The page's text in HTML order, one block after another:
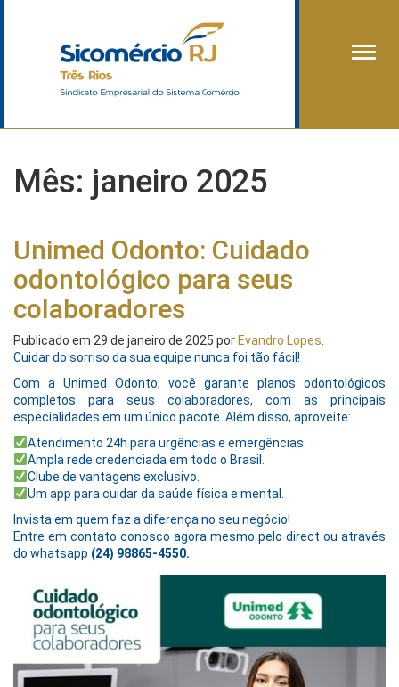
Mês: janeiro 2025
Unimed Odonto: Cuidado
odontológico para seus
colaboradores
Publicado em 29 de janeiro de 2025 por Evandro Lopes
Cuidar do sorriso da sua equipe nunca foi tão fácil!
Com a Unimed Odonto, você garante planos odontológicos
completos para seus colaboradores, com as principais
especialidades em um único pacote. Além disso, aproveite:
Atendimento 24h para urgências e emergências.
Ampla rede credenciada em todo o Brasil.
Clube de vantagens exclusivo.
Um app para cuidar da saúde física e mental.
Invista em quem faz a diferença no seu negócio!
Entre em contato conosco agora mesmo pelo direct ou através
do whatsapp (24) 98865-4550.